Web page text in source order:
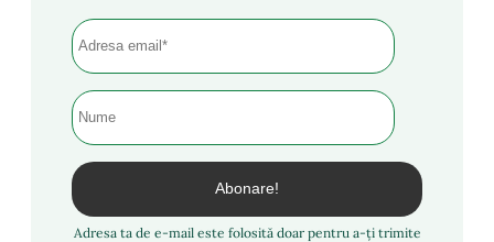
Adresa ta de e-mail este folosită doar pentru a-ți trimite